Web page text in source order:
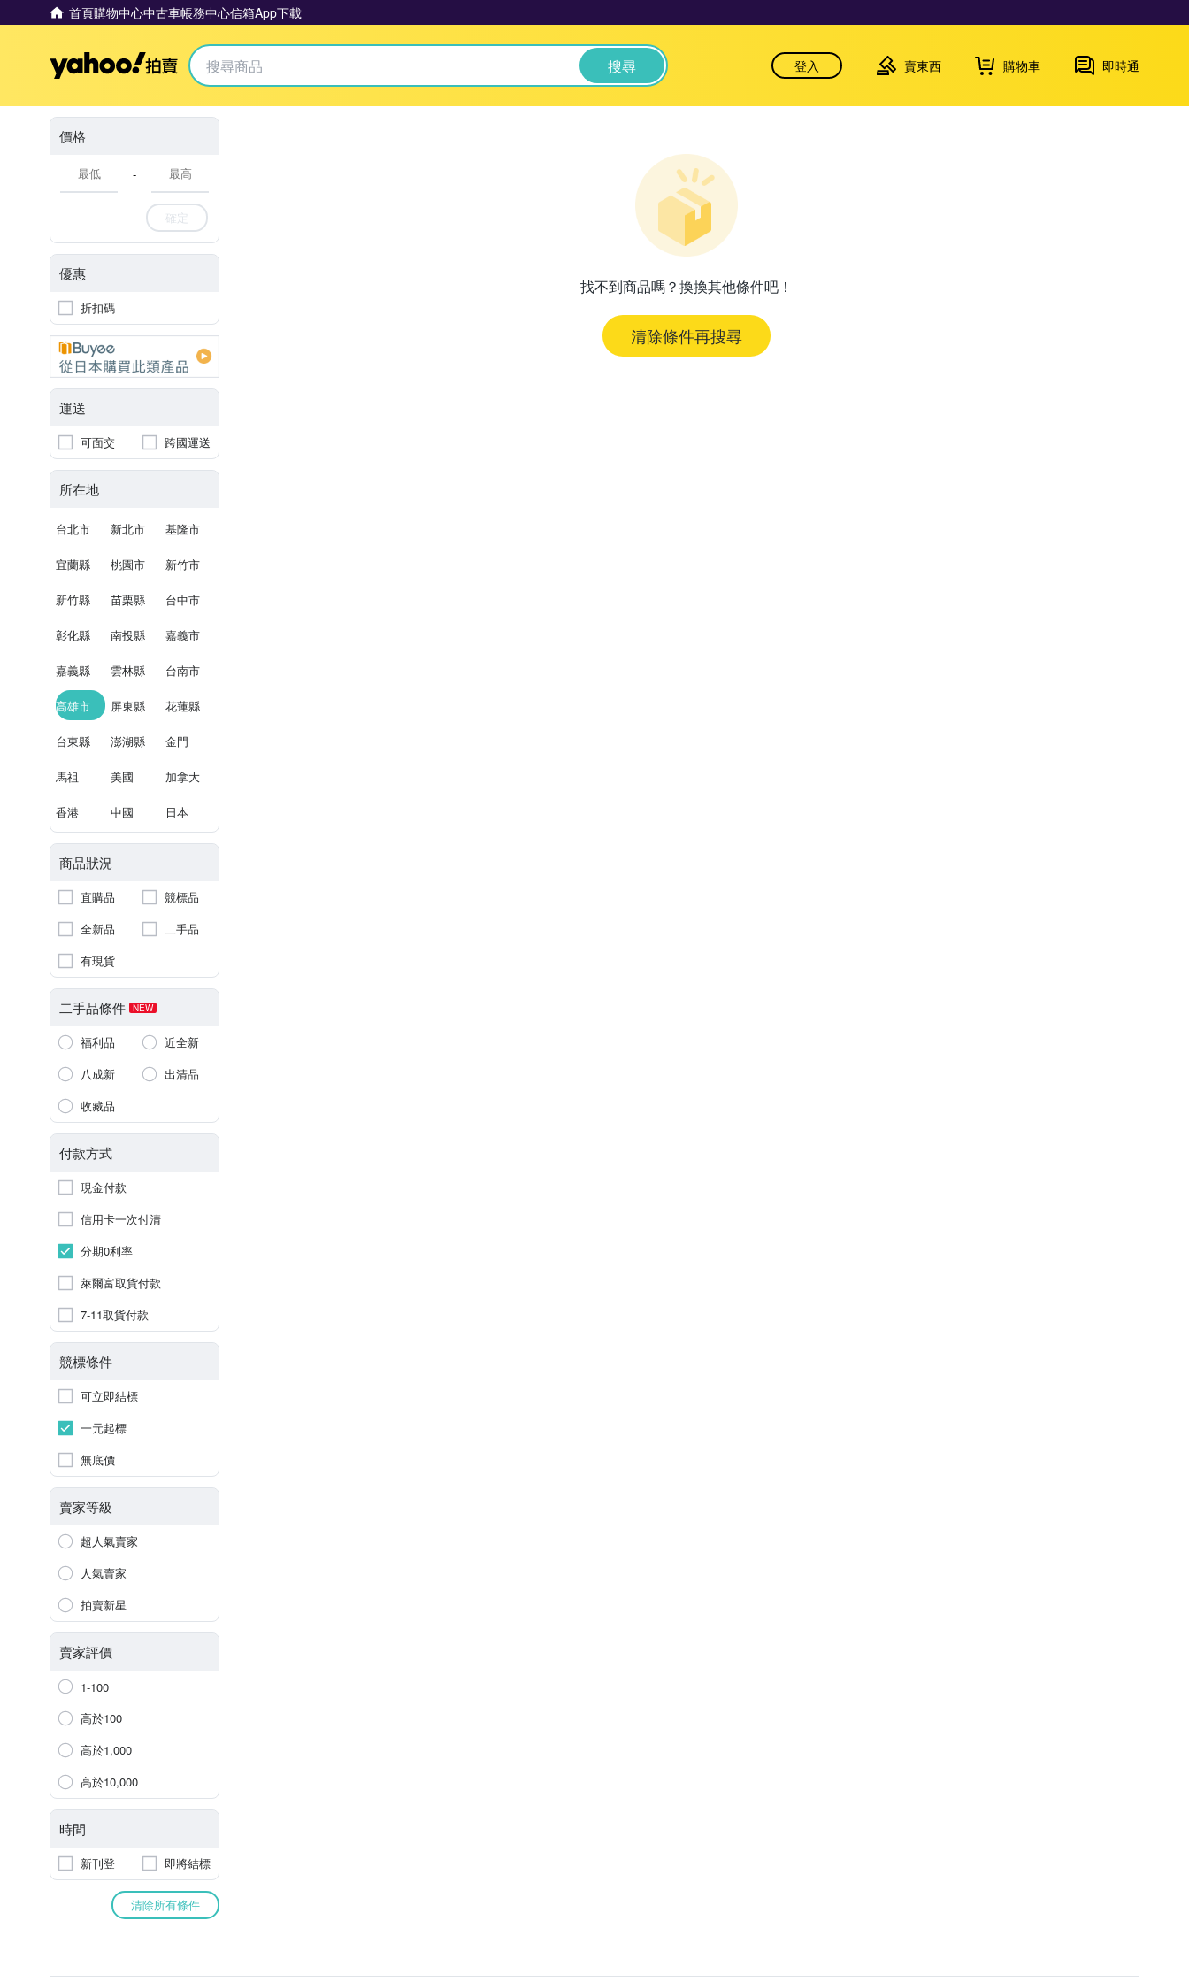
首頁購物中心中古車帳務中心信箱App下載
Yahoo拍賣 搜尋 登入 賣東西 購物車 即時通
價格
-
確定
優惠
折扣碼
運送
可面交 跨國運送
所在地
台北市 新北市 基隆市
宜蘭縣 桃園市 新竹市
新竹縣 苗栗縣 台中市
彰化縣 南投縣 嘉義市
嘉義縣 雲林縣 台南市
高雄市 屏東縣 花蓮縣
台東縣 澎湖縣 金門
馬祖 美國 加拿大
香港 中國 日本
商品狀況
直購品
競標品
全新品
二手品
有現貨
二手品條件 NEW
福利品
近全新
八成新
出清品
收藏品
付款方式
現金付款
信用卡一次付清
分期0利率
萊爾富取貨付款
7-11取貨付款
競標條件
可立即結標
一元起標
無底價
賣家等級
超人氣賣家
人氣賣家
拍賣新星
賣家評價
1-100
高於100
高於1,000
高於10,000
時間
新刊登 即將結標
清除所有條件
找不到商品嗎？換換其他條件吧！
清除條件再搜尋